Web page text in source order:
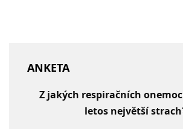
ANKETA
Z jakých respiračních
letos největší